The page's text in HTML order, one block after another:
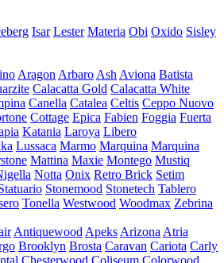
Isar Lester Materia Obi Oxido Sisley
Aragon Arbaro Ash Aviona Batista
Calacatta Gold Calacatta White
Canella Catalea Celtis Ceppo Nuovo
Cottage Epica Fabien Foggia Fuerta
Katania Laroya Libero
Lussaca Marmo Marquina Marquina
Mattina Maxie Montego Mustiq
Notta Onix Retro Brick Setim
Stonemood Stonetech Tablero
Tonella Westwood Woodmax Zebrina
Antiquewood Apeks Arizona Atria
Brooklyn Brosta Caravan Cariota Carly